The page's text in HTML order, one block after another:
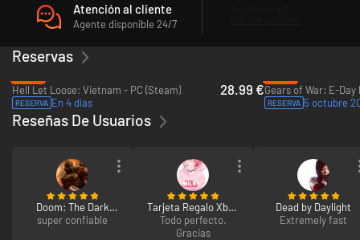
Atención al cliente
Agente disponible 24/7
Reservas
Hell Let Loose: Vietnam - PC (Steam)
RESERVA En 4 días
28.99 €
RESERVA 5 octubre
Reseñas De Usuarios
Doom: The Dark
Ages Premium
super confiable
Tarjeta Regalo Xbox
Live 50€
Todo perfecto.
Gracias
Dead by Daylight
Extremely fast